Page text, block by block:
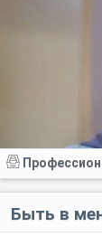
Быть в